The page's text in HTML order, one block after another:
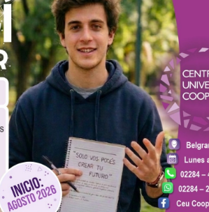
a
Demoran a un adolescente tras
un mensaje a «Ojos en Alerta»
SIGUIENTE ARTÍCULO
Animales Invasores: Lo recaudado en el
remate será donado a dos entidades de bien
público